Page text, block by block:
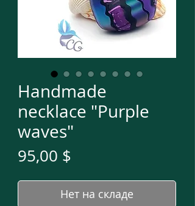
Handmade
necklace "Purple
waves"
95,00 $
Нет на складе